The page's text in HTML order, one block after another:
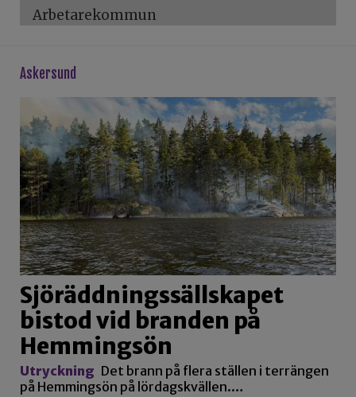
Arbetarekommun
askersund
Sjöräddningssällskapet
bistod vid branden på
Hemmingsön
Utryckning Det brann på flera ställen i terrängen
på Hemmingsön på lördagskvällen.…